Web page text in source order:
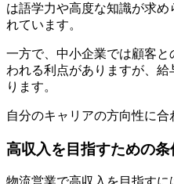
は語学力や高度な知識が求
れています。
一方で、中小企業では顧客
われる利点がありますが、
ります。
自分のキャリアの方向性に合
高収入を目指すための条